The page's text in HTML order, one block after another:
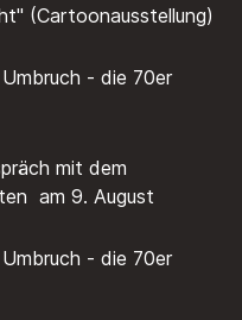
(Cartoonausstellung)
- die 70er
mit dem
am 9. August
- die 70er